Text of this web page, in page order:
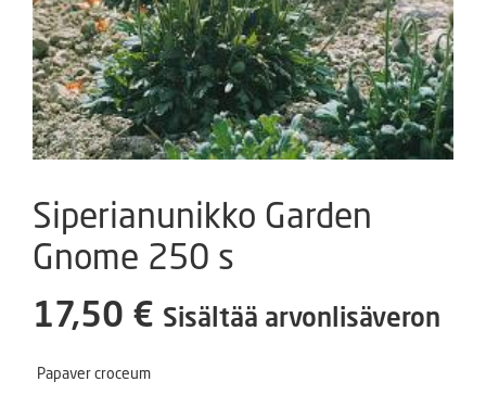
Siperianunikko Garden
Gnome 250 s
17,50 € Sisältää arvonlisäveron
Papaver croceum